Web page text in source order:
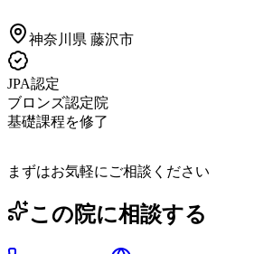
神奈川県 藤沢市
JPA認定
ブロンズ認定院
基礎課程を修了
まずはお気軽にご相談ください
この院に相談する